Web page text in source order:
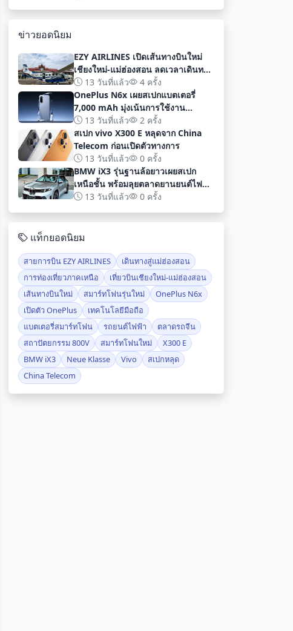
ข่าวยอดนิยม
EZY AIRLINES เปิดเส้นทางบินใหม่
เชียงใหม่-แม่ฮ่องสอน ลดเวลาเดินทาง
เหลือเพียง 40 นาที
13 วันที่แล้ว
4 ครั้ง
OnePlus N6x เผยสเปกแบตเตอรี่
7,000 mAh มุ่งเน้นการใช้งาน
ยาวนานก่อนเปิดตัวอย่างเป็นทางการ
13 วันที่แล้ว
2 ครั้ง
สเปก vivo X300 E หลุดจาก China
Telecom ก่อนเปิดตัวทางการ
13 วันที่แล้ว
0 ครั้ง
BMW iX3 รุ่นฐานล้อยาวเผยสเปก
เหนือชั้น พร้อมลุยตลาดยานยนต์ไฟฟ้า
จีนด้วยระยะทาง 919 กม
13 วันที่แล้ว 0 ครั้ง
แท็กยอดนิยม
สายการบิน EZY AIRLINES
เดินทางสู่แม่ฮ่องสอน
การท่องเที่ยวภาคเหนือ
เที่ยวบินเชียงใหม่-แม่ฮ่องสอน
เส้นทางบินใหม่
สมาร์ทโฟนรุ่นใหม่
OnePlus N6x
เปิดตัว OnePlus
เทคโนโลยีมือถือ
แบตเตอรี่สมาร์ทโฟน
รถยนต์ไฟฟ้า
ตลาดรถจีน
สถาปัตยกรรม 800V
สมาร์ทโฟนใหม่
X300 E
BMW iX3
Neue Klasse Vivo
สเปกหลุด
China Telecom